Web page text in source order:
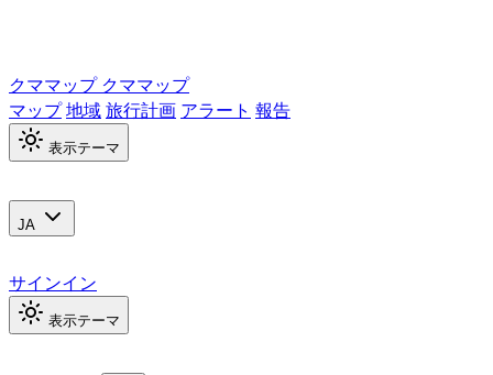
クママップ クママップ
マップ地域旅行計画 アラート 報告
表示テーマ
JA
サインイン
表示テーマ